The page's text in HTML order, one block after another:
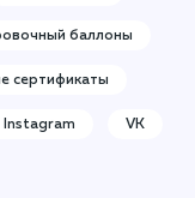
баллоны
сертификаты
Instagram VK